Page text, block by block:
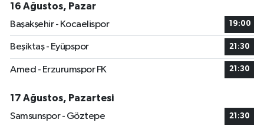
16 Ağustos, Pazar
Başakşehir - Kocaelispor
19:00
Beşiktaş - Eyüpspor 21:30
Amed - Erzurumspor FK 21:30
17 Ağustos, Pazartesi
Samsunspor - Göztepe
21:30